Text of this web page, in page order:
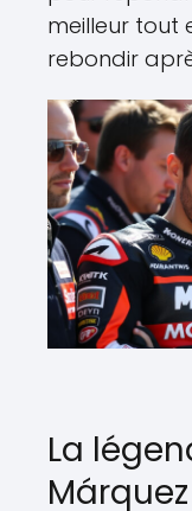
meilleur tout
rebondir
La